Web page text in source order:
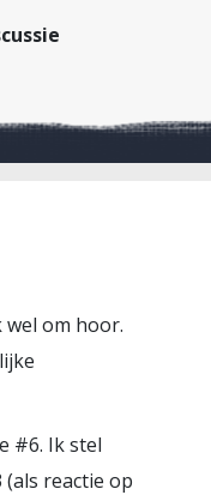
wel om hoor.
#6. Ik stel
reactie op